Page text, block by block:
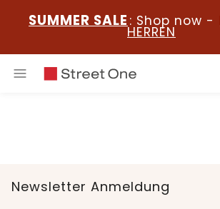
SUMMER SALE : Shop now -
HERREN
Newsletter Anmeldung